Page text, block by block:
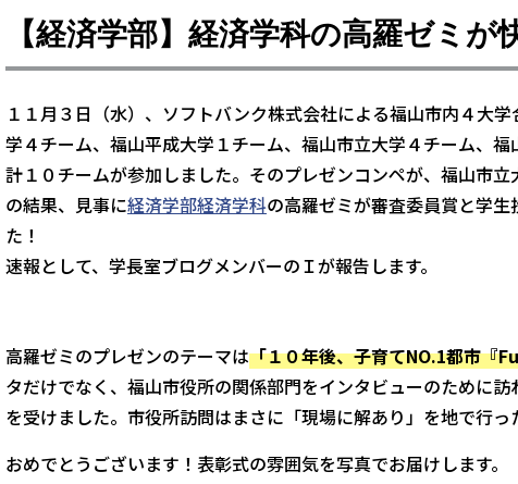
【経済学部】経済学科の高羅ゼミが
１１月３日（水）、ソフトバンク株式会社による福山市内４大
学４チーム、福山平成大学１チーム、福山市立大学４チーム、
計１０チームが参加しました。そのプレゼンコンペが、福山市立
の結果、見事に経済学部経済学科の高羅ゼミが審査委員賞と学
た！
速報として、学長室ブログメンバーのＩが報告します。
高羅ゼミのプレゼンのテーマは「１０年後、子育てNO.1都市『
タだけでなく、福山市役所の関係部門をインタビューのために
を受けました。市役所訪問はまさに「現場に解あり」を地で行っ
おめでとうございます！表彰式の雰囲気を写真でお届けします。